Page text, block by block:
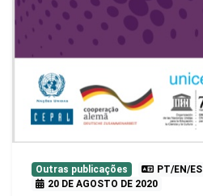
Outras publicações
PT/EN/ES
20 DE AGOSTO DE 2020